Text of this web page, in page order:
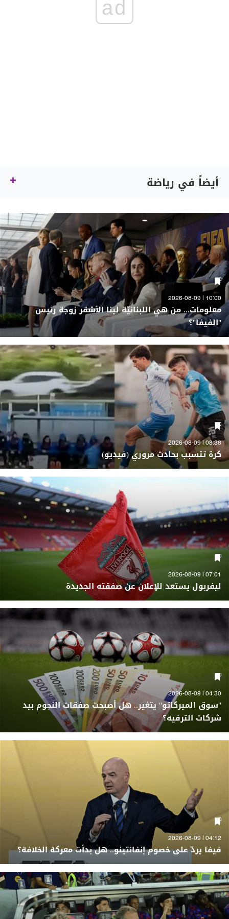
ad
أيضاً في رياضة
10:00 | 2026-08-09
معلومات... من هي اللبنانيّة لينا الأشقر زوجة رئيس
"الفيفا"؟
08:38 | 2026-08-09
كرة تتسبب بحادث مروري (فيديو)
07:01 | 2026-08-09
ليفربول يستعد للإعلان عن صفقته الجديدة
04:30 | 2026-08-09
"سوق الميركاتو" يتغير.. هل أصبحت صفقات النجوم بيد
شركات الترفيه؟
04:12 | 2026-08-09
فيفا يردّ على خصوم إنفانتينو.. هل بدأت معركة الخلافة؟